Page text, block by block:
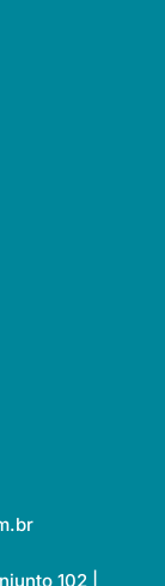
102 |